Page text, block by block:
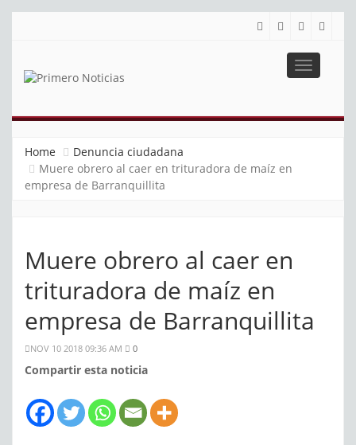
Toggle
Home
Denuncia ciudadana
Muere obrero al caer en trituradora de maíz en
empresa de Barranquillita
Muere obrero al caer en
trituradora de maíz en
empresa de Barranquillita
NOV 10 2018 09:36 AM 0
Compartir esta noticia